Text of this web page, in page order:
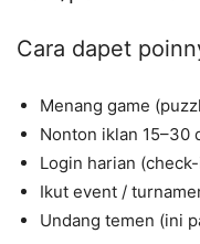
Cara dapet
Menang game
Nonton iklan 15–30
Login harian
Ikut event /
Undang temen (ini